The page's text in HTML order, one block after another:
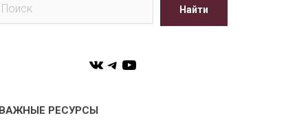
Найти
VKTelegram
YouTube
ВАЖНЫЕ РЕСУРСЫ